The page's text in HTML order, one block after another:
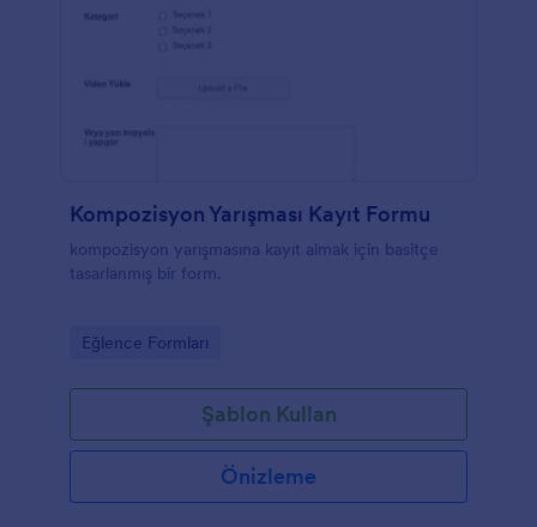
Kompozisyon Yarışması Kayıt Formu
kompozisyon yarışmasına kayıt almak için basitçe
tasarlanmış bir form.
Go to Category:
Eğlence Formları
Şablon Kullan
Önizleme